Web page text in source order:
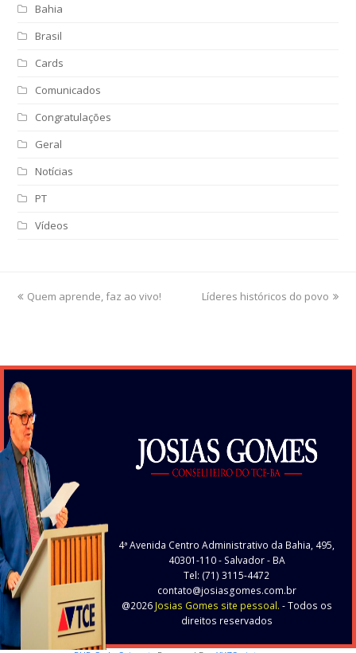
Bahia
Brasil
Cards
Comunicados
Congratulações
Geral
Notícias
PT
Vídeos
previous
Quem aprende, faz ao vivo!
next
Líderes históricos do povo
4ª Avenida Centro Administrativo da Bahia, 495,
40301-110- Salvador - BA
Tel: (71) 3115-4472
contato@josiasgomes.com.br
@2026 Josias Gomes site pessoal. - Todos os
direitos reservados